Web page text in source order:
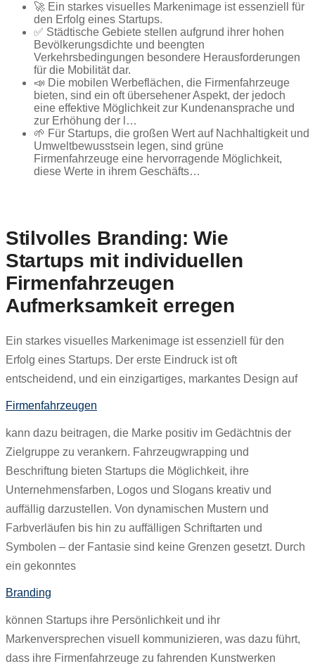
🚀 Ein starkes visuelles Markenimage ist essenziell für
den Erfolg eines Startups.
✅ Städtische Gebiete stellen aufgrund ihrer hohen
Bevölkerungsdichte und beengten
Verkehrsbedingungen besondere Herausforderungen
für die Mobilität dar.
📣 Die mobilen Werbeflächen, die Firmenfahrzeuge
bieten, sind ein oft übersehener Aspekt, der jedoch
eine effektive Möglichkeit zur Kundenansprache und
zur Erhöhung der l…
🌱 Für Startups, die großen Wert auf Nachhaltigkeit und
Umweltbewusstsein legen, sind grüne
Firmenfahrzeuge eine hervorragende Möglichkeit,
diese Werte in ihrem Geschäfts…
Stilvolles Branding: Wie
Startups mit individuellen
Firmenfahrzeugen
Aufmerksamkeit erregen
Ein starkes visuelles Markenimage ist essenziell für den
Erfolg eines Startups. Der erste Eindruck ist oft
entscheidend, und ein einzigartiges, markantes Design auf
Firmenfahrzeugen
kann dazu beitragen, die Marke positiv im Gedächtnis der
Zielgruppe zu verankern. Fahrzeugwrapping und
Beschriftung bieten Startups die Möglichkeit, ihre
Unternehmensfarben, Logos und Slogans kreativ und
auffällig darzustellen. Von dynamischen Mustern und
Farbverläufen bis hin zu auffälligen Schriftarten und
Symbolen – der Fantasie sind keine Grenzen gesetzt. Durch
ein gekonntes
Branding
können Startups ihre Persönlichkeit und ihr
Markenversprechen visuell kommunizieren, was dazu führt,
dass ihre Firmenfahrzeuge zu fahrenden Kunstwerken